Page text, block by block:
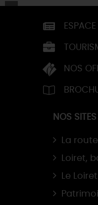
ESPACE
NOS
NOS SITES
La
Loiret,
Le